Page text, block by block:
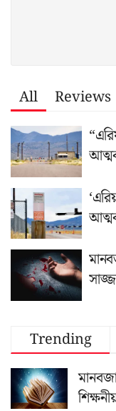
All
Reviews
Trending